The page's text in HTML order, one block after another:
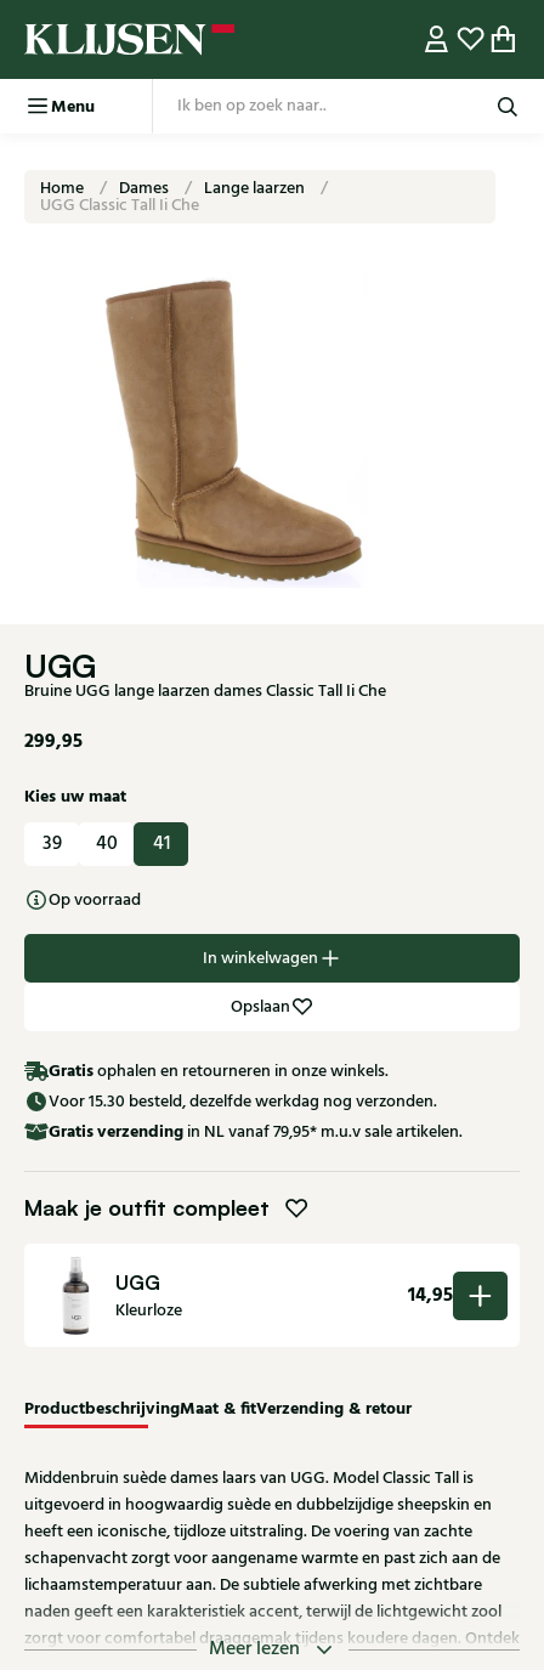
Menu
Home Dames Lange laarzen
UGG Classic Tall Ii Che
UGG
Bruine UGG lange laarzen dames Classic Tall Ii Che
299,95
Kies uw maat
39 40 41
Op voorraad
In winkelwagen
Opslaan
Gratisophalen en retourneren in onze winkels.
Voor 15.30 besteld, dezelfde werkdag nog verzonden.
Gratisverzending in NL vanaf 79,95* m.u.v sale artikelen.
Maak je outfit compleet
UGG
Kleurloze
14,95
ProductbeschrijvingMaat & fitVerzending & retour
Middenbruin suède dames laars van UGG. Model Classic Tall is
uitgevoerd in hoogwaardig suède en dubbelzijdige sheepskin en
heeft een iconische, tijdloze uitstraling. De voering van zachte
schapenvacht zorgt voor aangename warmte en past zich aan de
lichaamstemperatuur aan. De subtiele afwerking met zichtbare
naden geeft een karakteristiek accent, terwijl de lichtgewicht zool
zorgt voor comfortabel draaggemak tijdens koudere dagen. Ontdek
Meer lezen